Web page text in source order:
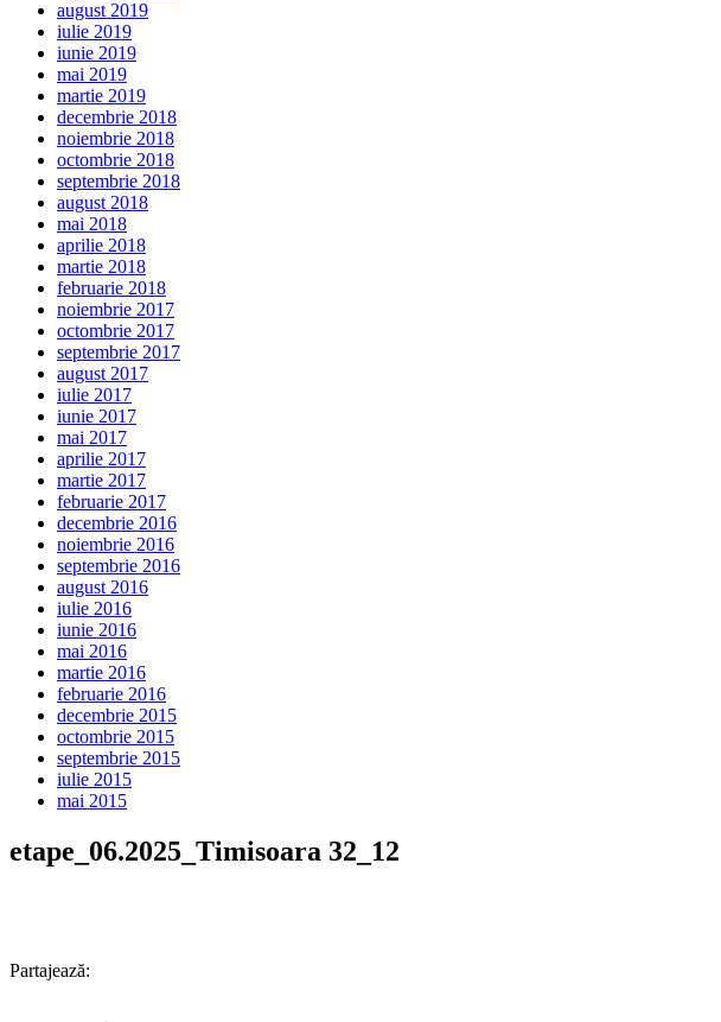
august 2019
iulie 2019
iunie 2019
mai 2019
martie 2019
decembrie 2018
noiembrie 2018
octombrie 2018
septembrie 2018
august 2018
mai 2018
aprilie 2018
martie 2018
februarie 2018
noiembrie 2017
octombrie 2017
septembrie 2017
august 2017
iulie 2017
iunie 2017
mai 2017
aprilie 2017
martie 2017
februarie 2017
decembrie 2016
noiembrie 2016
septembrie 2016
august 2016
iulie 2016
iunie 2016
mai 2016
martie 2016
februarie 2016
decembrie 2015
octombrie 2015
septembrie 2015
iulie 2015
mai 2015
etape_06.2025_Timisoara 32_12
Partajează: